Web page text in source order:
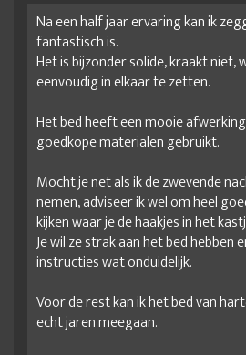
Na een half jaar ervaring kan ik
fantastisch is.
Het is bijzonder solide, kraakt niet,
eenvoudig in elkaar te zetten.
Het bed heeft een mooie
goedkope materialen gebruikt.
Mocht je net als ik de zwevende
nemen, adviseer ik wel om heel
kijken waar je de haakjes in het
Je wil ze strak aan het bed hebben
instructies wat onduidelijk.
Voor de rest kan ik het bed van
echt jaren meegaan.